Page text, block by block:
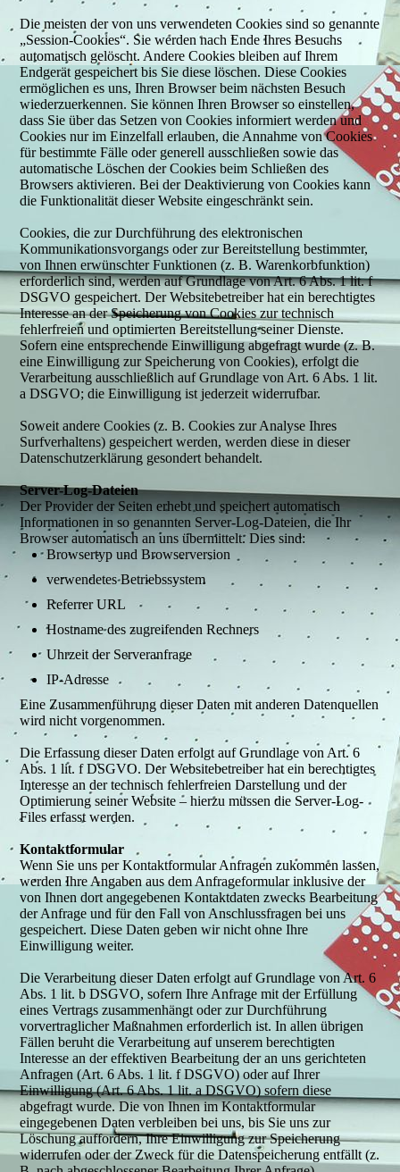
Die meisten der von uns verwendeten Cookies sind so genannte
„Session-Cookies“. Sie werden nach Ende Ihres Besuchs
automatisch gelöscht. Andere Cookies bleiben auf Ihrem
Endgerät gespeichert bis Sie diese löschen. Diese Cookies
ermöglichen es uns, Ihren Browser beim nächsten Besuch
wiederzuerkennen. Sie können Ihren Browser so einstellen,
dass Sie über das Setzen von Cookies informiert werden und
Cookies nur im Einzelfall erlauben, die Annahme von Cookies
für bestimmte Fälle oder generell ausschließen sowie das
automatische Löschen der Cookies beim Schließen des
Browsers aktivieren. Bei der Deaktivierung von Cookies kann
die Funktionalität dieser Website eingeschränkt sein.
Cookies, die zur Durchführung des elektronischen
Kommunikationsvorgangs oder zur Bereitstellung bestimmter,
von Ihnen erwünschter Funktionen (z. B. Warenkorbfunktion)
erforderlich sind, werden auf Grundlage von Art. 6 Abs. 1 lit. f
DSGVO gespeichert. Der Websitebetreiber hat ein berechtigtes
Interesse an der Speicherung von Cookies zur technisch
fehlerfreien und optimierten Bereitstellung seiner Dienste.
Sofern eine entsprechende Einwilligung abgefragt wurde (z. B.
eine Einwilligung zur Speicherung von Cookies), erfolgt die
Verarbeitung ausschließlich auf Grundlage von Art. 6 Abs. 1 lit.
a DSGVO; die Einwilligung ist jederzeit widerrufbar.
Soweit andere Cookies (z. B. Cookies zur Analyse Ihres
Surfverhaltens) gespeichert werden, werden diese in dieser
Datenschutzerklärung gesondert behandelt.
Server-Log-Dateien
Der Provider der Seiten erhebt und speichert automatisch
Informationen in so genannten Server-Log-Dateien, die Ihr
Browser automatisch an uns übermittelt. Dies sind:
Browsertyp und Browserversion
verwendetes Betriebssystem
Referrer URL
Hostname des zugreifenden Rechners
Uhrzeit der Serveranfrage
IP-Adresse
Eine Zusammenführung dieser Daten mit anderen Datenquellen
wird nicht vorgenommen.
Die Erfassung dieser Daten erfolgt auf Grundlage von Art. 6
Abs. 1 lit. f DSGVO. Der Websitebetreiber hat ein berechtigtes
Interesse an der technisch fehlerfreien Darstellung und der
Optimierung seiner Website – hierzu müssen die Server-Log-
Files erfasst werden.
Kontaktformular
Wenn Sie uns per Kontaktformular Anfragen zukommen lassen,
werden Ihre Angaben aus dem Anfrageformular inklusive der
von Ihnen dort angegebenen Kontaktdaten zwecks Bearbeitung
der Anfrage und für den Fall von Anschlussfragen bei uns
gespeichert. Diese Daten geben wir nicht ohne Ihre
Einwilligung weiter.
Die Verarbeitung dieser Daten erfolgt auf Grundlage von Art. 6
Abs. 1 lit. b DSGVO, sofern Ihre Anfrage mit der Erfüllung
eines Vertrags zusammenhängt oder zur Durchführung
vorvertraglicher Maßnahmen erforderlich ist. In allen übrigen
Fällen beruht die Verarbeitung auf unserem berechtigten
Interesse an der effektiven Bearbeitung der an uns gerichteten
Anfragen (Art. 6 Abs. 1 lit. f DSGVO) oder auf Ihrer
Einwilligung (Art. 6 Abs. 1 lit. a DSGVO) sofern diese
abgefragt wurde. Die von Ihnen im Kontaktformular
eingegebenen Daten verbleiben bei uns, bis Sie uns zur
Löschung auffordern, Ihre Einwilligung zur Speicherung
widerrufen oder der Zweck für die Datenspeicherung entfällt (z.